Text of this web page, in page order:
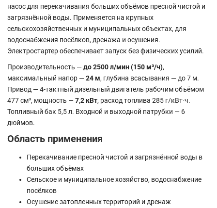
насос для перекачивания больших объёмов пресной чистой и
загрязнённой воды. Применяется на крупных
сельскохозяйственных и муниципальных объектах, для
водоснабжения посёлков, дренажа и осушения.
Электростартер обеспечивает запуск без физических усилий.
Производительность —до 2500 л/мин (150 м³/ч),
максимальный напор —24 м, глубина всасывания — до 7 м.
Привод — 4-тактный дизельный двигатель рабочим объёмом
477 см³, мощность —7,2 кВт, расход топлива 285 г/кВт·ч.
Топливный бак 5,5 л. Входной и выходной патрубки — 6
дюймов.
Область применения
Перекачивание пресной чистой и загрязнённой воды в
больших объёмах
Сельское и муниципальное хозяйство, водоснабжение
посёлков
Осушение затопленных территорий и дренаж